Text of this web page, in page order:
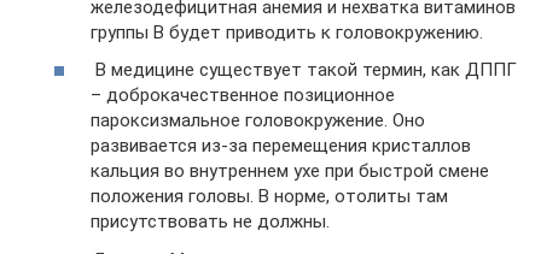
железодефицитная анемия и нехватка витаминов
группы В будет приводить к головокружению.
В медицине существует такой термин, как ДППГ
– доброкачественное позиционное
пароксизмальное головокружение. Оно
развивается из-за перемещения кристаллов
кальция во внутреннем ухе при быстрой смене
положения головы. В норме, отолиты там
присутствовать не должны.